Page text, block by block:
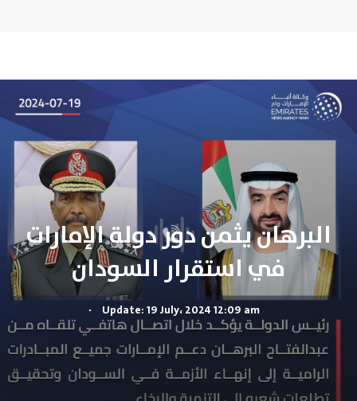
البرهان يثمن دور دولة الإمارات
في استقرار السودان
. Update: 19 July، 2024 12:09 am